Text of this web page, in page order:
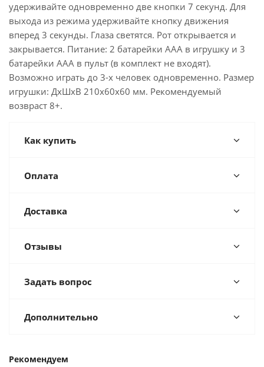
удерживайте одновременно две кнопки 7 секунд. Для
выхода из режима удерживайте кнопку движения
вперед 3 секунды. Глаза светятся. Рот открывается и
закрывается. Питание: 2 батарейки ААА в игрушку и 3
батарейки ААА в пульт (в комплект не входят).
Возможно играть до 3-х человек одновременно. Размер
игрушки: ДхШхВ 210х60х60 мм. Рекомендуемый
возвраст 8+.
Как купить
Оплата
Доставка
Отзывы
Задать вопрос
Дополнительно
Рекомендуем